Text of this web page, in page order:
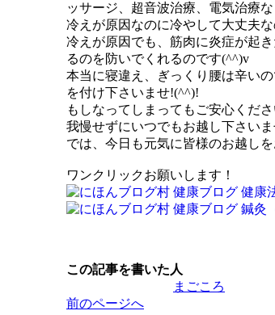
ッサージ、超音波治療、電気治療
冷えが原因なのに冷やして大丈夫
冷えが原因でも、筋肉に炎症が起
るのを防いでくれるのです(^^)v
本当に寝違え、ぎっくり腰は辛い
を付け下さいませ!(^^)!
もしなってしまってもご安心くだ
我慢せずにいつでもお越し下さい
では、今日も元気に皆様のお越し
ワンクリックお願いします！
この記事を書いた人
まごころ
投
前のページへ